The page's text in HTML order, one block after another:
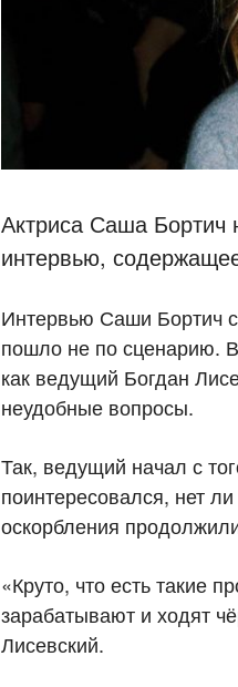
Актриса Саша Бортич
интервью,
Интервью Саши Бортич
пошло не по сценарию.
как ведущий Богдан
неудобные вопросы.
Так, ведущий начал с
поинтересовался, нет
оскорбления
«Круто, что есть такие
зарабатывают и ходят
Лисевский.